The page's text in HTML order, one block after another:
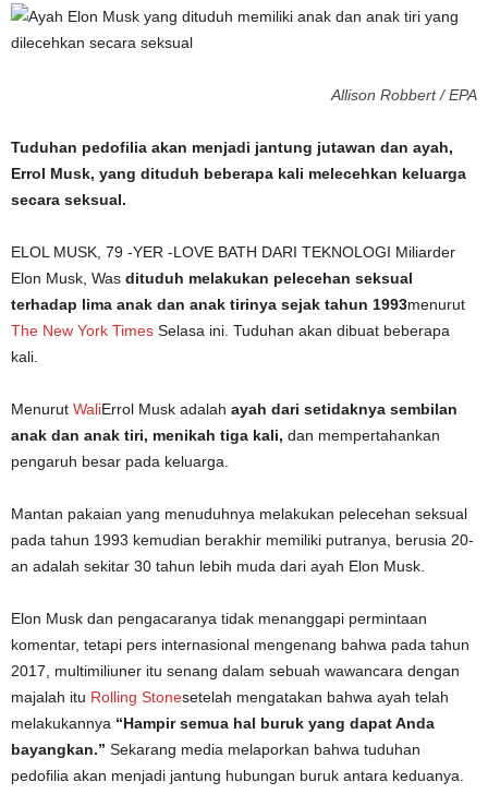
Allison Robbert / EPA
Tuduhan pedofilia akan menjadi jantung jutawan dan ayah,
Errol Musk, yang dituduh beberapa kali melecehkan keluarga
secara seksual.
ELOL MUSK, 79 -YER -LOVE BATH DARI TEKNOLOGI Miliarder
Elon Musk, Was dituduh melakukan pelecehan seksual
terhadap lima anak dan anak tirinya sejak tahun 1993menurut
The New York Times Selasa ini. Tuduhan akan dibuat beberapa
kali.
Menurut WaliErrol Musk adalah ayah dari setidaknya sembilan
anak dan anak tiri, menikah tiga kali, dan mempertahankan
pengaruh besar pada keluarga.
Mantan pakaian yang menuduhnya melakukan pelecehan seksual
pada tahun 1993 kemudian berakhir memiliki putranya, berusia 20-
an adalah sekitar 30 tahun lebih muda dari ayah Elon Musk.
Elon Musk dan pengacaranya tidak menanggapi permintaan
komentar, tetapi pers internasional mengenang bahwa pada tahun
2017, multimiliuner itu senang dalam sebuah wawancara dengan
majalah itu Rolling Stonesetelah mengatakan bahwa ayah telah
melakukannya “Hampir semua hal buruk yang dapat Anda
bayangkan.” Sekarang media melaporkan bahwa tuduhan
pedofilia akan menjadi jantung hubungan buruk antara keduanya.